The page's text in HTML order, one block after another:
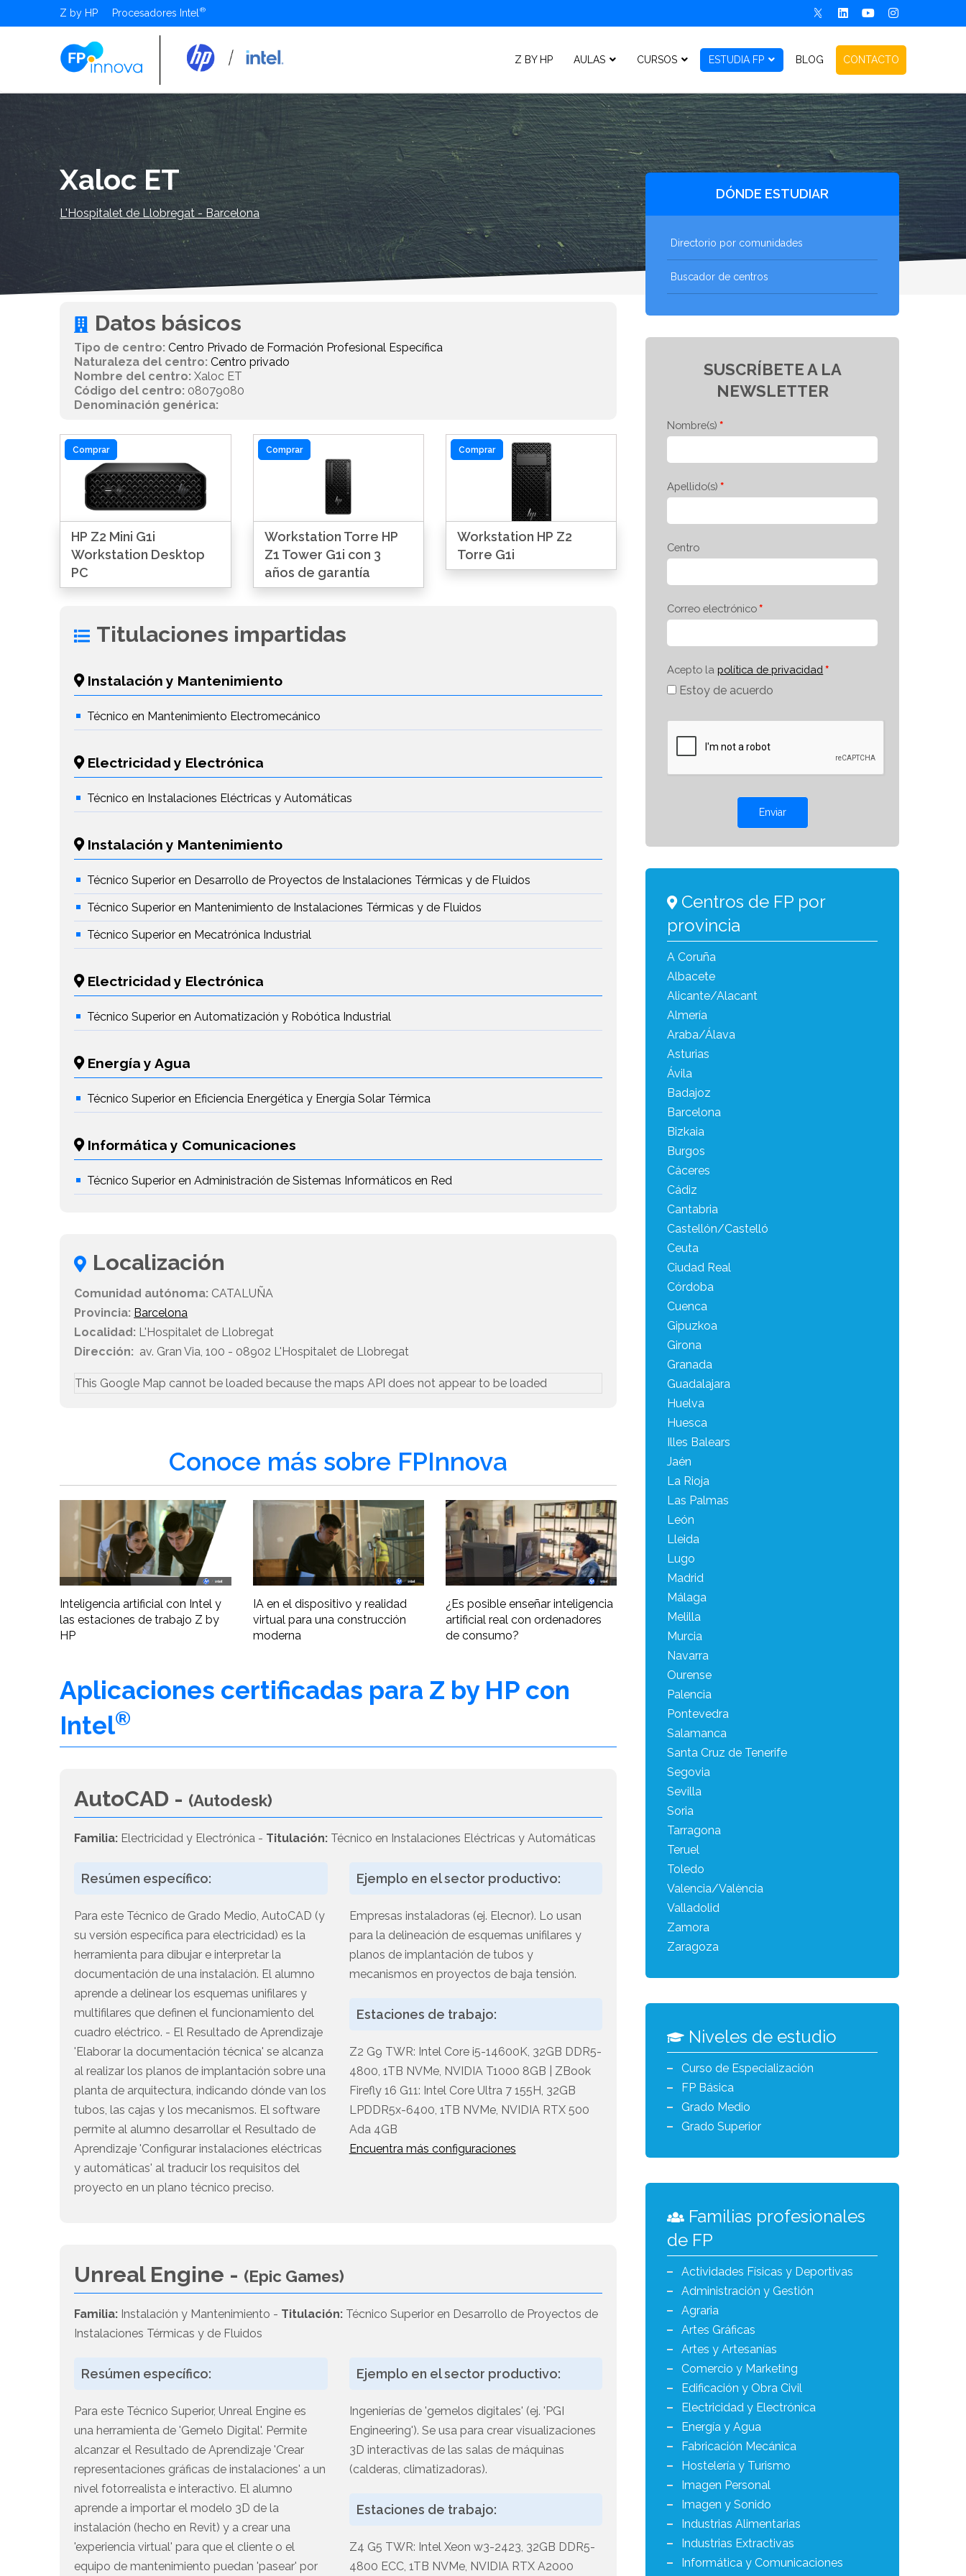
Z by HP Procesadores Intel
Z BY HP AULAS CURSOS ESTUDIA FP BLOG CONTACTO
Xaloc ET
L'Hospitalet de Llobregat - Barcelona
Datos básicos
Tipo de centro: Centro Privado de Formación Profesional Específica
Naturaleza del centro: Centro privado
Nombre del centro: Xaloc ET
Código del centro: 08079080
Denominación genérica:
Comprar
HP Z2 Mini G1i
Workstation Desktop
PC
Comprar
Workstation Torre HP
Z1 Tower G1i con 3
años de garantía
Comprar
Workstation HP Z2
Torre G1i
Titulaciones impartidas
Instalación y Mantenimiento
Técnico en Mantenimiento Electromecánico
Electricidad y Electrónica
Técnico en Instalaciones Eléctricas y Automáticas
Instalación y Mantenimiento
Técnico Superior en Desarrollo de Proyectos de Instalaciones Térmicas y de Fluidos
Técnico Superior en Mantenimiento de Instalaciones Térmicas y de Fluidos
Técnico Superior en Mecatrónica Industrial
Electricidad y Electrónica
Técnico Superior en Automatización y Robótica Industrial
Energía y Agua
Técnico Superior en Eficiencia Energética y Energía Solar Térmica
Informática y Comunicaciones
Técnico Superior en Administración de Sistemas Informáticos en Red
Localización
Comunidad autónoma: CATALUÑA
Provincia: Barcelona
Localidad: L'Hospitalet de Llobregat
Dirección: av. Gran Via, 100 - 08902 L'Hospitalet de Llobregat
This Google Map cannot be loaded because the maps API does not appear to be loaded
Conoce más sobre FPInnova
Inteligencia artificial con Intel y
las estaciones de trabajo Z by
HP
IA en el dispositivo y realidad
virtual para una construcción
moderna
¿Es posible enseñar inteligencia
artificial real con ordenadores
de consumo?
Aplicaciones certificadas para Z by HP con
Intel®
AutoCAD - (Autodesk)
Familia: Electricidad y Electrónica - Titulación: Técnico en Instalaciones Eléctricas y Automáticas
Resúmen específico:
Para este Técnico de Grado Medio, AutoCAD (y
su versión específica para electricidad) es la
herramienta para dibujar e interpretar la
documentación de una instalación. El alumno
aprende a delinear los esquemas unifilares y
multifilares que definen el funcionamiento del
cuadro eléctrico. - El Resultado de Aprendizaje
'Elaborar la documentación técnica' se alcanza
al realizar los planos de implantación sobre una
planta de arquitectura, indicando dónde van los
tubos, las cajas y los mecanismos. El software
permite al alumno desarrollar el Resultado de
Aprendizaje 'Configurar instalaciones eléctricas
y automáticas' al traducir los requisitos del
proyecto en un plano técnico preciso.
Ejemplo en el sector productivo:
Empresas instaladoras (ej. Elecnor). Lo usan
para la delineación de esquemas unifilares y
planos de implantación de tubos y
mecanismos en proyectos de baja tensión.
Estaciones de trabajo:
Z2 G9 TWR: Intel Core i5-14600K, 32GB DDR5-
4800, 1TB NVMe, NVIDIA T1000 8GB | ZBook
Firefly 16 G11: Intel Core Ultra 7 155H, 32GB
LPDDR5x-6400, 1TB NVMe, NVIDIA RTX 500
Ada 4GB
Encuentra más configuraciones
Unreal Engine - (Epic Games)
Familia: Instalación y Mantenimiento - Titulación: Técnico Superior en Desarrollo de Proyectos de
Instalaciones Térmicas y de Fluidos
Resúmen específico:
Para este Técnico Superior, Unreal Engine es
una herramienta de 'Gemelo Digital'. Permite
alcanzar el Resultado de Aprendizaje 'Crear
representaciones gráficas de instalaciones' a un
nivel fotorrealista e interactivo. El alumno
aprende a importar el modelo 3D de la
instalación (hecho en Revit) y a crear una
'experiencia virtual' para que el cliente o el
equipo de mantenimiento puedan 'pasear' por
Ejemplo en el sector productivo:
Ingenierías de 'gemelos digitales' (ej. 'PGI
Engineering'). Se usa para crear visualizaciones
3D interactivas de las salas de máquinas
(calderas, climatizadoras).
Estaciones de trabajo:
Z4 G5 TWR: Intel Xeon w3-2423, 32GB DDR5-
4800 ECC, 1TB NVMe, NVIDIA RTX A2000
DÓNDE ESTUDIAR
Directorio por comunidades
Buscador de centros
SUSCRÍBETE A LA
NEWSLETTER
Nombre(s)
Apellido(s)
Centro
Correo electrónico
Acepto la política de privacidad
Estoy de acuerdo
Enviar
Centros de FP por
provincia
A Coruña
Albacete
Alicante/Alacant
Almería
Araba/Álava
Asturias
Ávila
Badajoz
Barcelona
Bizkaia
Burgos
Cáceres
Cádiz
Cantabria
Castellón/Castelló
Ceuta
Ciudad Real
Córdoba
Cuenca
Gipuzkoa
Girona
Granada
Guadalajara
Huelva
Huesca
Illes Balears
Jaén
La Rioja
Las Palmas
León
Lleida
Lugo
Madrid
Málaga
Melilla
Murcia
Navarra
Ourense
Palencia
Pontevedra
Salamanca
Santa Cruz de Tenerife
Segovia
Sevilla
Soria
Tarragona
Teruel
Toledo
Valencia/València
Valladolid
Zamora
Zaragoza
Niveles de estudio
Curso de Especialización
FP Básica
Grado Medio
Grado Superior
Familias profesionales
de FP
Actividades Físicas y Deportivas
Administración y Gestión
Agraria
Artes Gráficas
Artes y Artesanías
Comercio y Marketing
Edificación y Obra Civil
Electricidad y Electrónica
Energía y Agua
Fabricación Mecánica
Hostelería y Turismo
Imagen Personal
Imagen y Sonido
Industrias Alimentarias
Industrias Extractivas
Informática y Comunicaciones